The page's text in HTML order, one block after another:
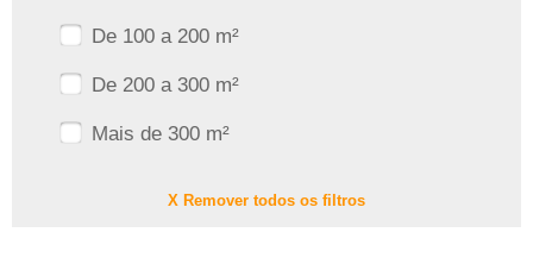
De 100 a 200 m²
De 200 a 300 m²
Mais de 300 m²
X Remover todos os filtros